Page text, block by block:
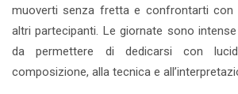
muoverti senza fretta e confrontarti
altri partecipanti. Le giornate sono
da permettere di dedicarsi con
composizione, alla tecnica e